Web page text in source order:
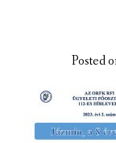
LÁTNIVALÓK
KAPCSOLAT
Posted